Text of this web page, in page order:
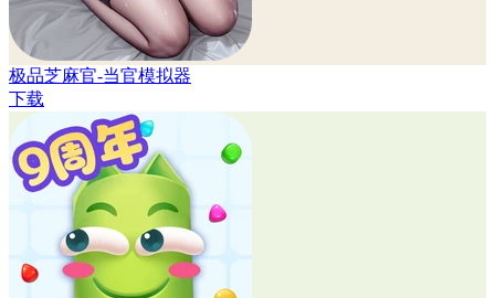
极品芝麻官-当官模拟器
下载